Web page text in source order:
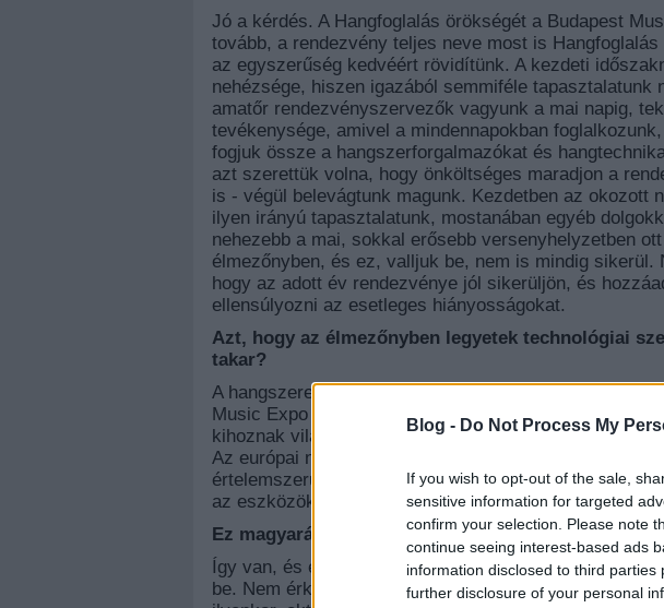
Blog - Do Not Process My
If you wish to opt-out of the sale,
sensitive information for targeted
confirm your selection. Please note
continue seeing interest-based ads
information disclosed to third
further disclosure of your personal
Jó a kérdés. A Hangfoglalás örökségét a Budapest
tovább, a rendezvény teljes neve most is
az egyszerűség kedvéért rövidítünk. A kezdeti
nehézsége, hiszen igazából semmiféle tapasztalatunk
amatőr rendezvényszervezők vagyunk a mai napig,
tevékenysége, amivel a mindennapokban
fogjuk össze a hangszerforgalmazókat és
azt szerettük volna, hogy önköltséges maradjon a
is - végül belevágtunk magunk. Kezdetben az okozott
ilyen irányú tapasztalatunk, mostanában egyéb
nehezebb a mai, sokkal erősebb versenyhelyzetben
élmezőnyben, és ez, valljuk be, nem is mindig sikerül.
hogy az adott év rendezvénye jól sikerüljön, és
ellensúlyozni az esetleges hiányosságokat.
Azt, hogy az élmezőnyben legyetek technológiai
takar?
A hangszeres zenének azt a kiállításokra kerülő
Music Expo foglalkozik, óriási technológiai verseny
kihoznak világújdonságokat, új szabványokat,
Az európai nagy bemutató Frankfurtban szokott lenni
értelemszerűen csak ezután tudunk labdába rúgni,
az eszközök megérkeznek, az általában augusztus
Ez magyarázza a rendezvény időzítését is?
Így van, és előtte nincs is nagyon esélyünk arra, hogy
be. Nem érkeznek ide addig a termékek, ez